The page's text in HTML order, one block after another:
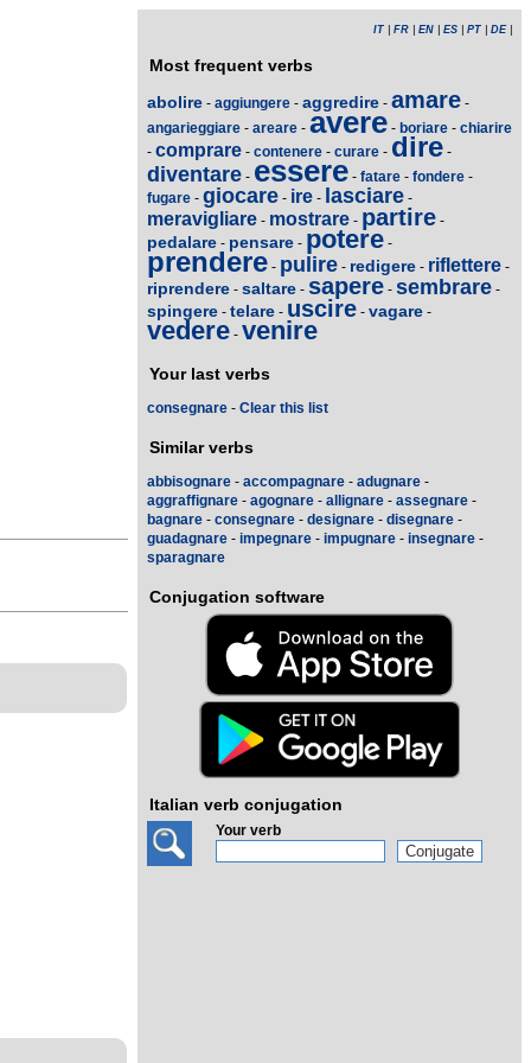
IT FR EN ES PT DE|
Most frequent verbs
abolire - aggiungere - aggredire - amare -
angarieggiare - areare - avere - boriare - chiarire
- comprare - contenere - curare - dire -
diventare - essere - fatare - fondere -
fugare - giocare - ire - lasciare -
meravigliare - mostrare - partire -
pedalare - pensare - potere -
prendere - pulire - redigere - riflettere -
riprendere - saltare - sapere - sembrare -
spingere - telare - uscire - vagare -
vedere - venire
Your last verbs
consegnare - Clear this list
Similar verbs
abbisognare - accompagnare - adugnare -
aggraffignare - agognare - allignare - assegnare -
bagnare - consegnare - designare - disegnare -
guadagnare - impegnare - impugnare - insegnare -
sparagnare
Conjugation software
Italian verb conjugation
Your verb